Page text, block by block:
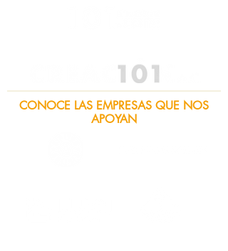
CONOCE LAS EMPRESAS QUE NOS
APOYAN